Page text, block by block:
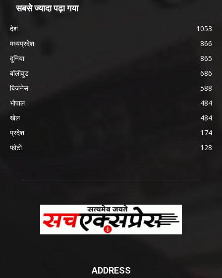
सबसे ज्यादा पढ़ा गया
देश
1053
मध्यप्रदेश
866
दुनिया
865
बॉलीवुड
686
बिजनेस
588
भोपाल
484
खेल
484
प्रदेश
174
फोटो
128
ADDRESS